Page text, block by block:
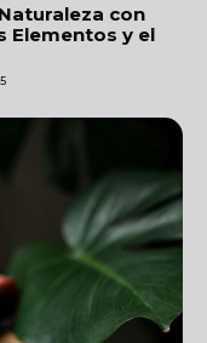
con
Elementos y el